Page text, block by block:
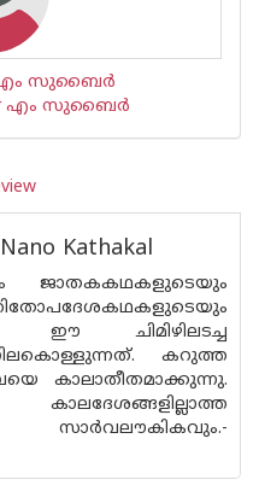
എം സുബൈര്‍
എം സുബൈര്‍
Kathakal
ജാതകകഥകളുടെയും
ഈ ചിമിഴിലടച്ച
കറുത്ത
കാലാതീതമാക്കുന്നു.